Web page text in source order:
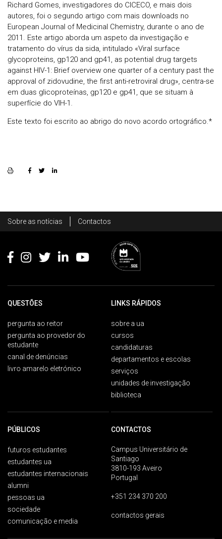
Richard Gomes, investigadores do CICECO, e mais dois
autores, foi o segundo artigo com mais downloads no
European Journal of Medicinal Chemistry, durante o ano de
2011. Este artigo aborda um aspeto da investigação e
tratamento do vírus da sida, intitulado «Viral surface
glycoproteins, gp120 and gp41, as potential drug targets
against HIV-1: Brief overview one quarter of a century past the
approval of zidovudine, the first anti-retroviral drug», centra-se
em duas glicoproteínas, gp120 e gp41, que se situam à
superfície do VIH-1.
Este texto foi escrito ao abrigo do novo acordo ortográfico.*
Footer
Sobre as notícias Contactos
QUESTÕES
pergunta ao reitor
pergunta ao provedor do
estudante
canal de denúncias
livro amarelo eletrónico
LINKS RÁPIDOS
sobre a ua
cursos
candidaturas
departamentos e escolas
serviços
unidades de investigação
biblioteca
PÚBLICOS
futuros estudantes
estudantes ua
estudantes internacionais
alumni
pessoas ua
sociedade
comunicação e media
CONTACTOS
Campus Universitário de
Santiago
3810-193 Aveiro
Portugal
+351 234 370 200
contactos gerais